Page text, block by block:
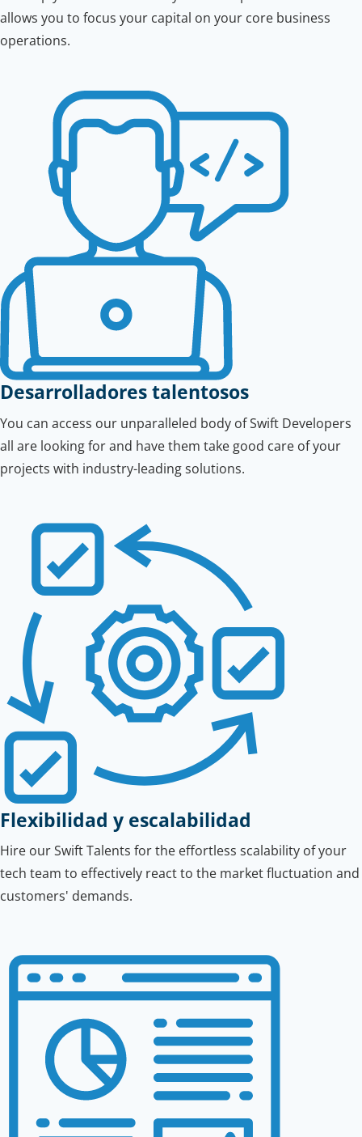
allows you to focus your capital on your core business
operations.
Desarrolladores talentosos
You can access our unparalleled body of Swift Developers
all are looking for and have them take good care of your
projects with industry-leading solutions.
Flexibilidad y escalabilidad
Hire our Swift Talents for the effortless scalability of your
tech team to effectively react to the market fluctuation and
customers' demands.